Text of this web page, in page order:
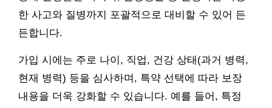
한 사고와 질병까지 포괄적으로 대비할 수 있어 든
든합니다.
가입 시에는 주로 나이, 직업, 건강 상태(과거 병력,
현재 병력) 등을 심사하며, 특약 선택에 따라 보장
내용을 더욱 강화할 수 있습니다. 예를 들어, 특정